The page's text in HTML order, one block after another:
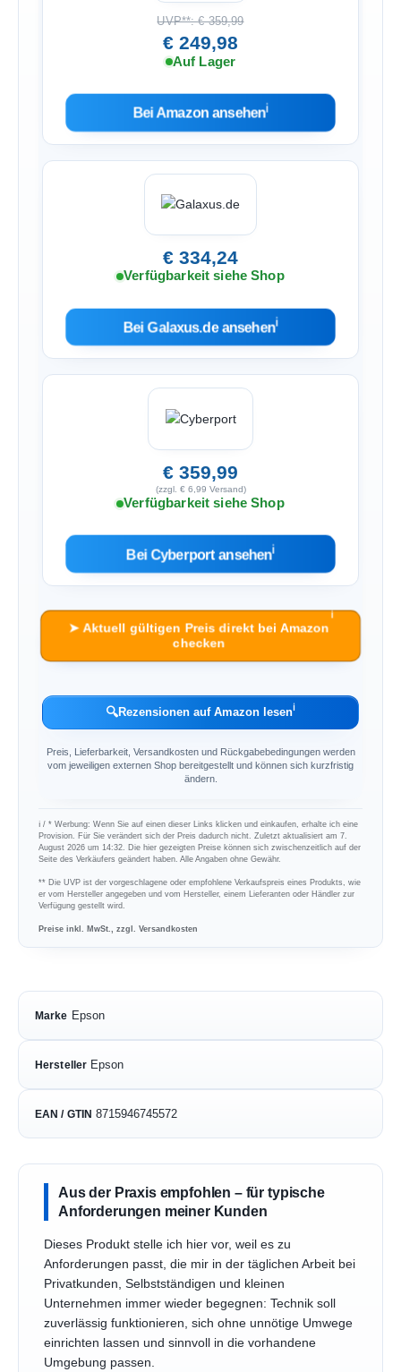
UVP**: € 359,99
€ 249,98
Auf Lager
Bei Amazon ansehenℹ︎
€ 334,24
Verfügbarkeit siehe Shop
Bei Galaxus.de ansehenℹ︎
€ 359,99
(zzgl. € 6,99 Versand)
Verfügbarkeit siehe Shop
Bei Cyberport ansehenℹ︎
➤ Aktuell gültigen Preis direkt bei Amazon
checken
ℹ︎
🔍Rezensionen auf Amazon lesenℹ︎
Preis, Lieferbarkeit, Versandkosten und Rückgabebedingungen werden
vom jeweiligen externen Shop bereitgestellt und können sich kurzfristig
ändern.
ℹ︎ / * Werbung: Wenn Sie auf einen dieser Links klicken und einkaufen, erhalte ich eine
Provision. Für Sie verändert sich der Preis dadurch nicht. Zuletzt aktualisiert am 7.
August 2026 um 14:32. Die hier gezeigten Preise können sich zwischenzeitlich auf der
Seite des Verkäufers geändert haben. Alle Angaben ohne Gewähr.
** Die UVP ist der vorgeschlagene oder empfohlene Verkaufspreis eines Produkts, wie
er vom Hersteller angegeben und vom Hersteller, einem Lieferanten oder Händler zur
Verfügung gestellt wird.
Preise inkl. MwSt., zzgl. Versandkosten
Marke Epson
Hersteller Epson
EAN / GTIN 8715946745572
Aus der Praxis empfohlen – für typische
Anforderungen meiner Kunden
Dieses Produkt stelle ich hier vor, weil es zu
Anforderungen passt, die mir in der täglichen Arbeit bei
Privatkunden, Selbstständigen und kleinen
Unternehmen immer wieder begegnen: Technik soll
zuverlässig funktionieren, sich ohne unnötige Umwege
einrichten lassen und sinnvoll in die vorhandene
Umgebung passen.